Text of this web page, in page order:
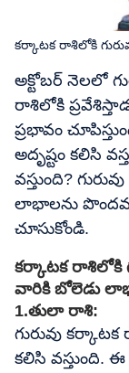
కర్కాటక రాశిలోకి
అక్టోబర్ నెలలో
రాశిలోకి
ప్రభావం
అదృష్టం కలిసి
వస్తుంది?
లాభాలను
చూసుకోండి.
కర్కాటక రాశిలోకి
వారికి బోలెడు
1.తులా రాశి:
గురువు
కలిసి వస్తుంది.